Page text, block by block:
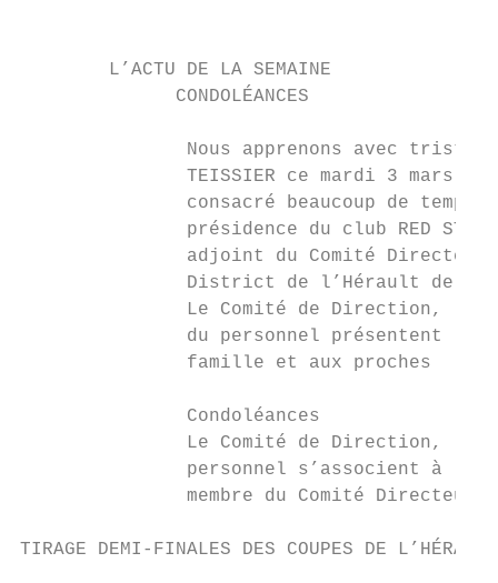
        L’ACTU DE LA SEMAINE
              CONDOLÉANCES
Nous apprenons avec
TEISSIER ce mardi 3 mars.
consacré beaucoup de temps
présidence du club RED STAR
adjoint du Comité
District de l’Hérault de
Le Comité de Direction,
du personnel présentent
               famille et aux proches
               Condoléances
Le Comité de Direction,
personnel s’associent à la
membre du Comité Directeur,
TIRAGE DEMI-FINALES DES COUPES DE L’HÉRAULT